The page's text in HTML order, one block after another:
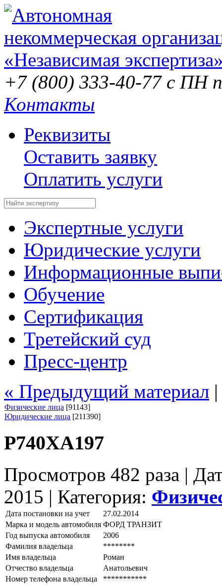
+7 (800) 333-40-77 с ПН
Контакты
Реквизиты
Оставить заявку
Оплатить услуги
Экспертные услуги
Юридические услуги
Информационные
Обучение
Сертификация
Третейский суд
Пресс-центр
« Предыдущий материал
Физические лица [91143]
Юридические лица [211390]
Р740ХА197
Просмотров 482 раза |
2015 | Категория:
Дата постановки на учет
27.02.2014
Марка и модель автомобиля ФОРД ТРАНЗИТ
Год выпуска автомобиля
2006
Фамилия владельца
********
Имя владельца
Роман
Отчество владельца
Анатольевич
Номер телефона владельца
***********